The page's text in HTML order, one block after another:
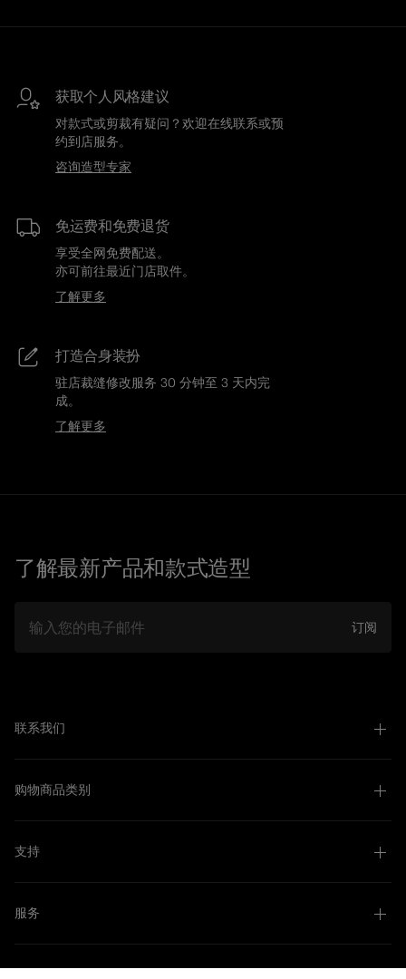
获取个人风格建议
对款式或剪裁有疑问？欢迎在线联系或预
约到店服务。
咨询造型专家
免运费和免费退货
享受全网免费配送。
亦可前往最近门店取件。
了解更多
打造合身装扮
驻店裁缝修改服务 30 分钟至 3 天内完
成。
了解更多
了解最新产品和款式造型
订阅
联系我们
购物商品类别
支持
服务